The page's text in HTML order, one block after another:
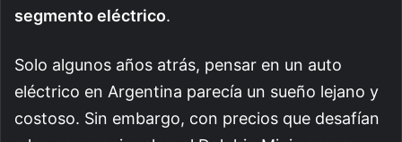
segmento eléctrico.
Solo algunos años atrás, pensar en un auto
eléctrico en Argentina parecía un sueño lejano y
costoso. Sin embargo, con precios que desafían